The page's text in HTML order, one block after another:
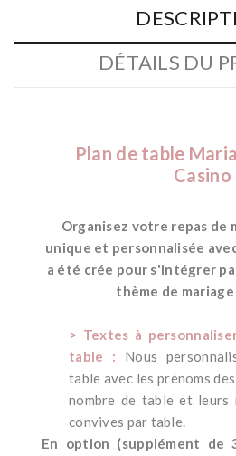
DÉTAILS DU
Plan de table
Casino
Organisez votre repas de
unique et personnalisée
a été crée pour s'intégrer
thème de mariage
> Textes à
table : Nous
table avec les prénoms
nombre de table et leurs
convives par table.
En option (supplément de